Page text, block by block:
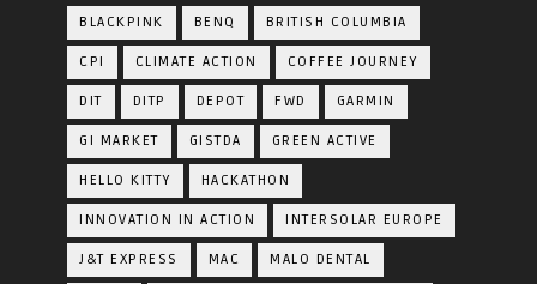
BLACKPINK BENQ BRITISH COLUMBIA
CPI CLIMATE ACTION COFFEE JOURNEY
DIT DITP DEPOT FWD GARMIN
GI MARKET GISTDA GREEN ACTIVE
HELLO KITTY HACKATHON
INNOVATION IN ACTION INTERSOLAR EUROPE
J&T EXPRESS MAC MALO DENTAL